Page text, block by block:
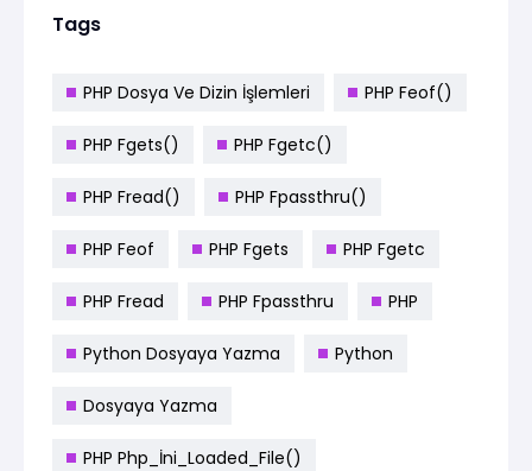
Tags
PHP Dosya Ve Dizin İşlemleri PHP Feof()
PHP Fgets() PHP Fgetc()
PHP Fread() PHP Fpassthru()
PHP Feof PHP Fgets PHP Fgetc
PHP Fread PHP Fpassthru PHP
Python Dosyaya Yazma Python
Dosyaya Yazma
PHP Php_İni_Loaded_File()